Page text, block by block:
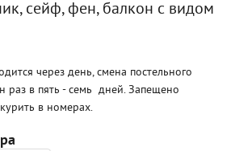
сейф, фен, балкон с видом
через день, смена постельного
раз в пять - семь дней. Запещено
в номерах.